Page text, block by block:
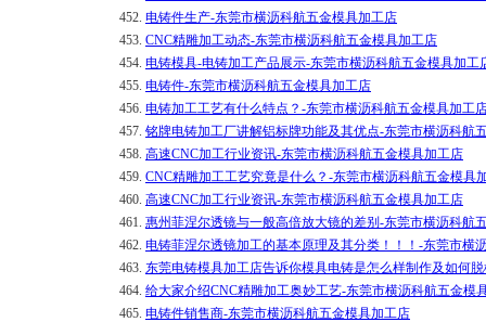
452. 电铸件生产-东莞市横沥科航五金模具加工店
453. CNC精雕加工动态-东莞市横沥科航五金模具加工店
454. 电铸模具-电铸加工产品展示-东莞市横沥科航五金模具加工
455. 电铸件-东莞市横沥科航五金模具加工店
456. 电铸加工工艺有什么特点？-东莞市横沥科航五金模具加工
457. 铭牌电铸加工厂讲解铝标牌功能及其优点-东莞市横沥科航
458. 高速CNC加工行业资讯-东莞市横沥科航五金模具加工店
459. CNC精雕加工工艺究竟是什么？-东莞市横沥科航五金模具
460. 高速CNC加工行业资讯-东莞市横沥科航五金模具加工店
461. 惠州菲涅尔透镜与一般高倍放大镜的差别-东莞市横沥科航
462. 电铸菲涅尔透镜加工的基本原理及其分类！！！-东莞市横
463. 东莞电铸模具加工店告诉你模具电铸是怎么样制作及如何
464. 给大家介绍CNC精雕加工奥妙工艺-东莞市横沥科航五金模
465. 电铸件销售商-东莞市横沥科航五金模具加工店